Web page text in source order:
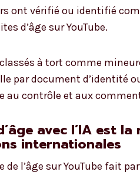
ont vérifié ou identifié
d’âge sur YouTube.
à tort comme
par document d’identité
contrôle et aux
avec l’IA est la
internationales
de l’âge sur YouTube fait